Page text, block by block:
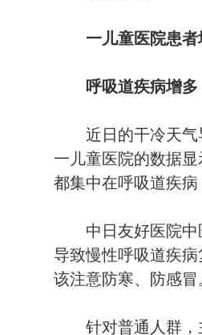
一儿童医院患者
呼吸道疾病增多
近日的干冷天气
一儿童医院的数据
都集中在呼吸道疾
中日友好医院中
导致慢性呼吸道疾
该注意防寒、防感冒
针对普通人群，